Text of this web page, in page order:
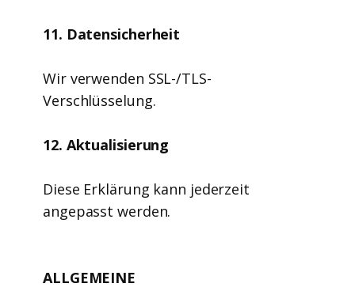
11. Datensicherheit
Wir verwenden SSL-/TLS-
Verschlüsselung.
12. Aktualisierung
Diese Erklärung kann jederzeit
angepasst werden.
ALLGEMEINE